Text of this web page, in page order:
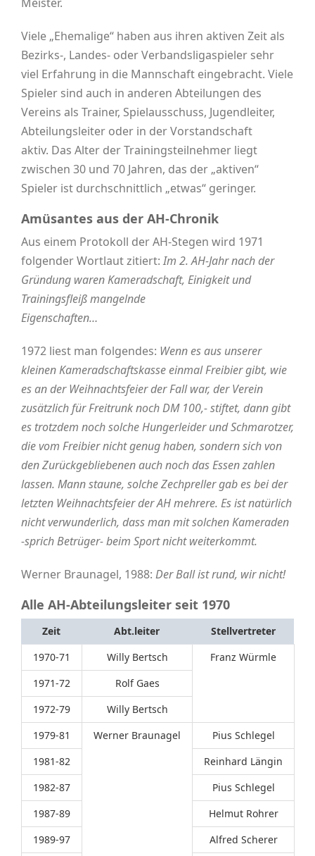
Viele „Ehemalige“ haben aus ihren aktiven Zeit als
Bezirks-, Landes- oder Verbandsligaspieler sehr
viel Erfahrung in die Mannschaft eingebracht. Viele
Spieler sind auch in anderen Abteilungen des
Vereins als Trainer, Spielausschuss, Jugendleiter,
Abteilungsleiter oder in der Vorstandschaft
aktiv. Das Alter der Trainingsteilnehmer liegt
zwischen 30 und 70 Jahren, das der „aktiven“
Spieler ist durchschnittlich „etwas“ geringer.
Amüsantes aus der AH-Chronik
Aus einem Protokoll der AH-Stegen wird 1971
folgender Wortlaut zitiert:Im 2. AH-Jahr nach der
Gründung waren Kameradschaft, Einigkeit und
Trainingsfleiß mangelnde
Eigenschaften…
1972 liest man folgendes: Wenn es aus unserer
kleinen Kameradschaftskasse einmal Freibier gibt, wie
es an der Weihnachtsfeier der Fall war, der Verein
zusätzlich für Freitrunk noch DM 100,- stiftet, dann gibt
es trotzdem noch solche Hungerleider und Schmarotzer,
die vom Freibier nicht genug haben, sondern sich von
den Zurückgebliebenen auch noch das Essen zahlen
lassen. Mann staune, solche Zechpreller gab es bei der
letzten Weihnachtsfeier der AH mehrere. Es ist natürlich
nicht verwunderlich, dass man mit solchen Kameraden
-sprich Betrüger- beim Sport nicht weiterkommt.
Werner Braunagel, 1988: Der Ball ist rund, wir nicht!
Alle AH-Abteilungsleiter seit 1970
Zeit Abt.leiter
Stellvertreter
1970-71
Willy Bertsch
Franz Würmle
1971-72
Rolf Gaes
1972-79
Willy Bertsch
1979-81
Werner Braunagel
Pius Schlegel
1981-82
Reinhard Längin
1982-87
Pius Schlegel
1987-89
Helmut Rohrer
1989-97
Alfred Scherer